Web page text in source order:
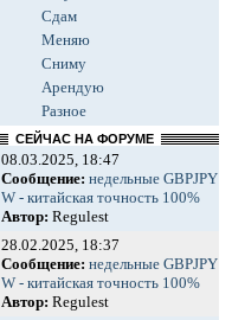
Сдам
Меняю
Сниму
Арендую
Разное
СЕЙЧАС НА ФОРУМЕ
08.03.2025, 18:47
Сообщение: недельные GBPJPY
W - китайская точность 100%
Автор: Regulest
28.02.2025, 18:37
Сообщение: недельные GBPJPY
W - китайская точность 100%
Автор: Regulest